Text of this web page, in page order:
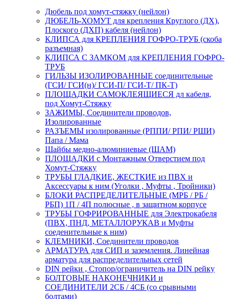
Дюбель под хомут-стяжку (нейлон)
ДЮБЕЛЬ-ХОМУТ для крепления Круглого (ДХ),
Плоского (ДХП) кабеля (нейлон)
КЛИПСА для КРЕПЛЕНИЯ ГОФРО-ТРУБ (скоба
разъемная)
КЛИПСА С ЗАМКОМ для КРЕПЛЕНИЯ ГОФРО-
ТРУБ
ГИЛЬЗЫ ИЗОЛИРОВАННЫЕ соединительные
(ГСИ/ ГСИ(н)/ ГСИ-П/ ГСИ-Т/ ПК-Т)
ПЛОЩАДКИ САМОКЛЕЯЩИЕСЯ дл кабеля,
под Хомут-Стяжку
ЗАЖИМЫ, Соединители проводов,
Изолированные
РАЗЪЕМЫ изолированные (РППИ/ РПИ/ РШИ)
Папа / Мама
Шайбы медно-алюминиевые (ШАМ)
ПЛОЩАДКИ с Монтажным Отверстием под
Хомут-Стяжку
ТРУБЫ ГЛАДКИЕ, ЖЕСТКИЕ из ПВХ и
Аксессуары к ним (Уголки , Муфты , Тройники)
БЛОКИ РАСПРЕДЕЛИТЕЛЬНЫЕ (МРБ / РБ /
РБП) 1П / 4П полюсные , в защитном корпусе
ТРУБЫ ГОФРИРОВАННЫЕ для Электрокабеля
(ПВХ, ПНД, МЕТАЛЛОРУКАВ и Муфты
соеденительные к ним)
КЛЕМНИКИ, Соединители проводов
АРМАТУРА для СИП и заземления. Линейная
арматура для распределительных сетей
DIN рейки , Стопор/ограничитель на DIN рейку
БОЛТОВЫЕ НАКОНЕЧНИКИ и
СОЕДИНИТЕЛИ 2СБ / 4СБ (со срывными
болтами)